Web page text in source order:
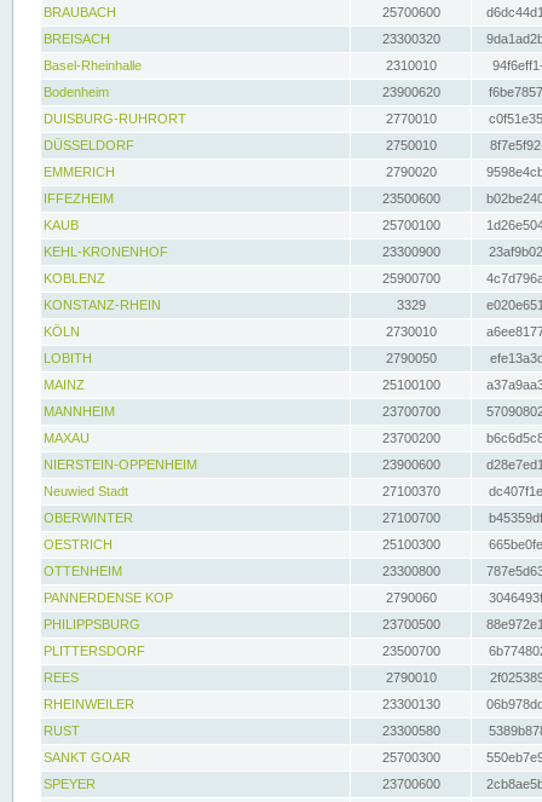
BRAUBACH
25700600
BREISACH
23300320
Basel-Rheinhalle
2310010
Bodenheim
23900620
DUISBURG-RUHRORT
2770010
DÜSSELDORF
2750010
EMMERICH
2790020
IFFEZHEIM
23500600
KAUB
25700100
KEHL-KRONENHOF
23300900
KOBLENZ
25900700
KONSTANZ-RHEIN
3329
KÖLN
2730010
LOBITH
2790050
MAINZ
25100100
MANNHEIM
23700700
MAXAU
23700200
NIERSTEIN-OPPENHEIM
23900600
Neuwied Stadt
27100370
OBERWINTER
27100700
OESTRICH
25100300
OTTENHEIM
23300800
PANNERDENSE KOP
2790060
PHILIPPSBURG
23700500
PLITTERSDORF
23500700
REES
2790010
RHEINWEILER
23300130
RUST
23300580
SANKT GOAR
25700300
SPEYER
23700600